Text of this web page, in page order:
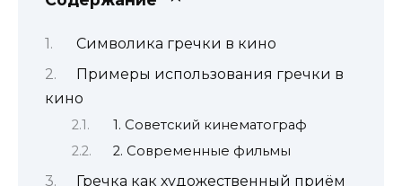
Символика гречки в кино
Примеры использования гречки в
кино
1. Советский кинематограф
2. Современные фильмы
Гречка как художественный приём